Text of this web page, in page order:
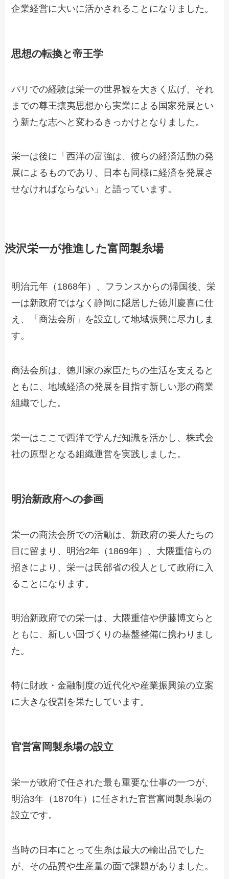
企業経営に大いに活かされることになりました。
思想の転換と帝王学
パリでの経験は栄一の世界観を大きく広げ、それ
までの尊王攘夷思想から実業による国家発展とい
う新たな志へと変わるきっかけとなりました。
栄一は後に「西洋の富強は、彼らの経済活動の発
展によるものであり、日本も同様に経済を発展さ
せなければならない」と語っています。
渋沢栄一が推進した富岡製糸場
明治元年（1868年）、フランスからの帰国後、栄
一は新政府ではなく静岡に隠居した徳川慶喜に仕
え、「商法会所」を設立して地域振興に尽力しま
す。
商法会所は、徳川家の家臣たちの生活を支えると
ともに、地域経済の発展を目指す新しい形の商業
組織でした。
栄一はここで西洋で学んだ知識を活かし、株式会
社の原型となる組織運営を実践しました。
明治新政府への参画
栄一の商法会所での活動は、新政府の要人たちの
目に留まり、明治2年（1869年）、大隈重信らの
招きにより、栄一は民部省の役人として政府に入
ることになります。
明治新政府での栄一は、大隈重信や伊藤博文らと
ともに、新しい国づくりの基盤整備に携わりまし
た。
特に財政・金融制度の近代化や産業振興策の立案
に大きな役割を果たしています。
官営富岡製糸場の設立
栄一が政府で任された最も重要な仕事の一つが、
明治3年（1870年）に任された官営富岡製糸場の
設立です。
当時の日本にとって生糸は最大の輸出品でした
が、その品質や生産量の面で課題がありました。